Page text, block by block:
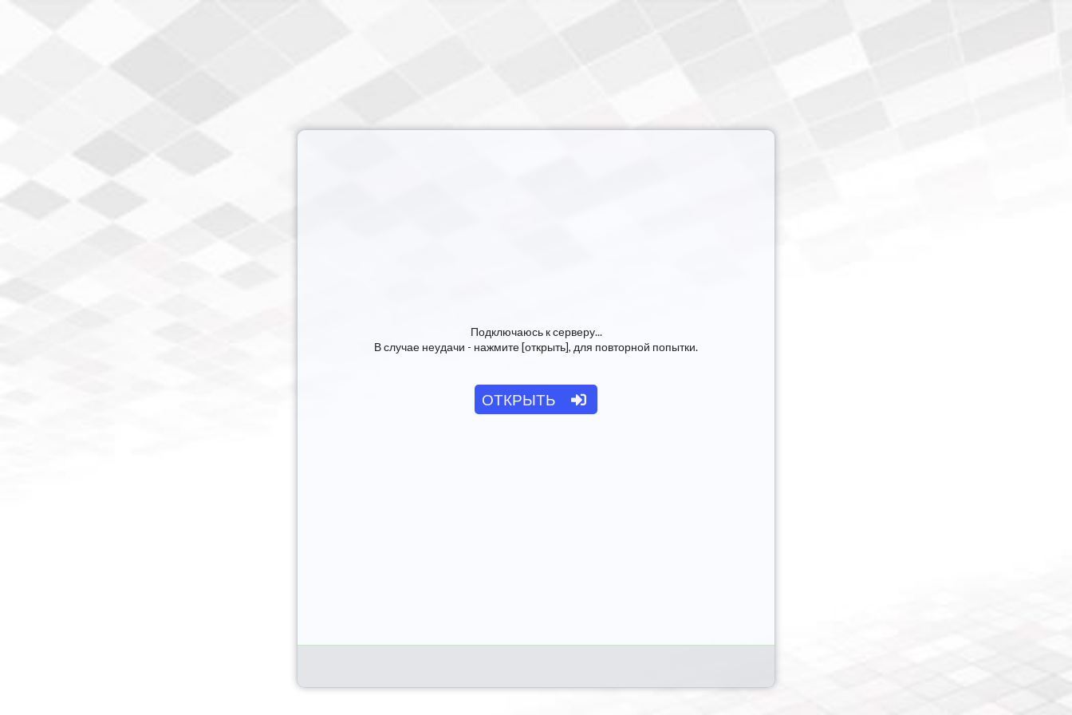
Подключаюсь к серверу...
В случае неудачи - нажмите [открыть], для повторной попытки.
ОТКРЫТЬ